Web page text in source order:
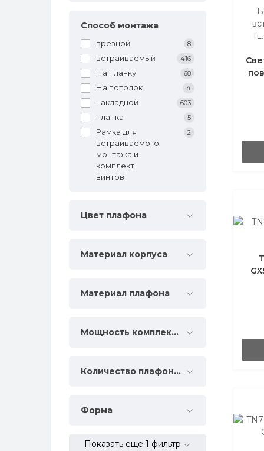
Способ монтажа
врезной 8
встраиваемый 416
На планку 68
На потолок 4
накладной 603
планка 5
Рамка для
встраиваемого
монтажа и
комплект
винтов
2
Цвет плафона
Материал корпуса
Материал плафона
Мощность комплектации, Вт
Количество плафонов
Форма
Показать еще 1 фильтр
Б